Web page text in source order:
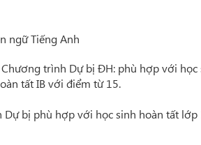
ngữ Tiếng Anh
trình Dự bị ĐH: phù hợp với
tất IB với điểm từ 15.
bị phù hợp với học sinh hoàn tất